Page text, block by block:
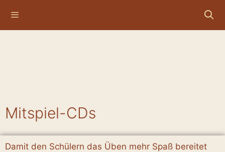
Mitspiel-CDs
Damit den Schülern das Üben mehr Spaß bereitet